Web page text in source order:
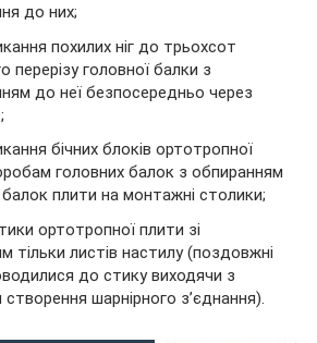
до них;
похилих ніг до трьохсот
перерізу головної балки з
до неї безпосередньо через
бічних блоків ортотропної
головних балок з обпиранням
плити на монтажні столики;
ортотропної плити зі
тільки листів настилу (поздовжні
до стику виходячи з
шарнірного з’єднання).